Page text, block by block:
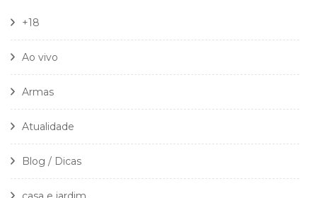
+18
Ao vivo
Armas
Atualidade
Blog / Dicas